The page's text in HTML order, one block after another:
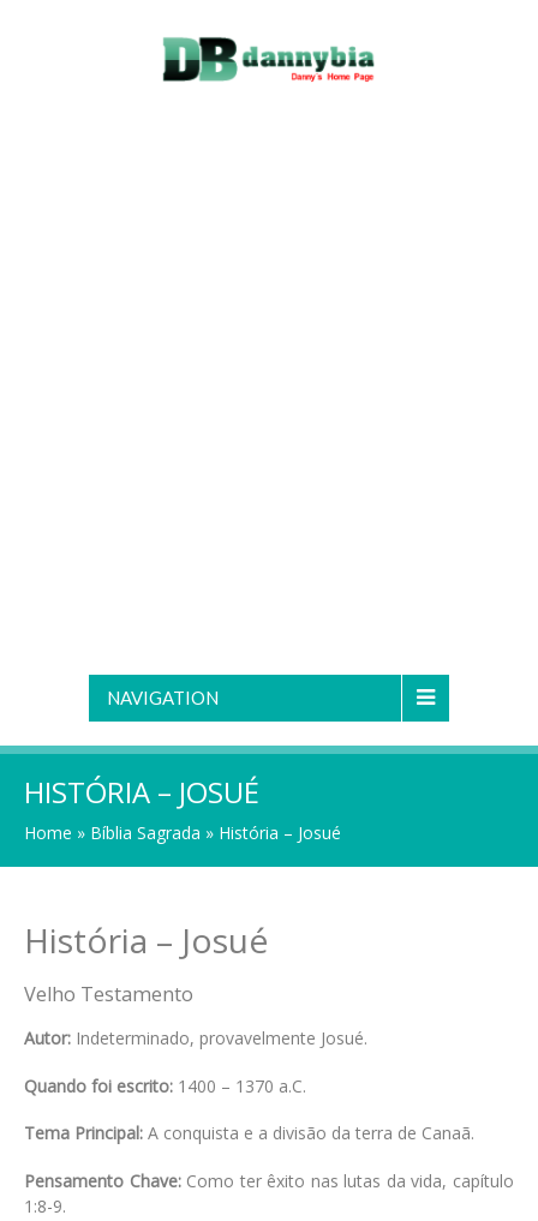
NAVIGATION
HISTÓRIA – JOSUÉ
Home » Bíblia Sagrada » História – Josué
História – Josué
Velho Testamento
Autor: Indeterminado, provavelmente Josué.
Quando foi escrito: 1400 – 1370 a.C.
Tema Principal: A conquista e a divisão da terra de Canaã.
Pensamento Chave:Como ter êxito nas lutas da vida, capítulo
1:8-9.